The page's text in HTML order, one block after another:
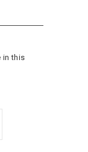
in this